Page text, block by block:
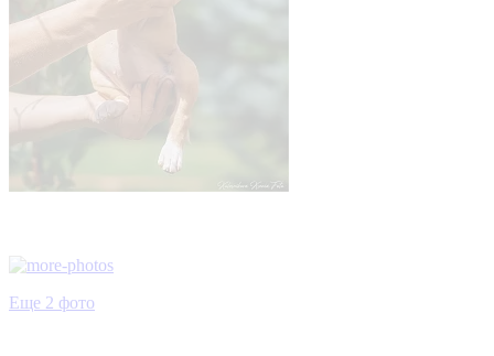
Еще 2 фото